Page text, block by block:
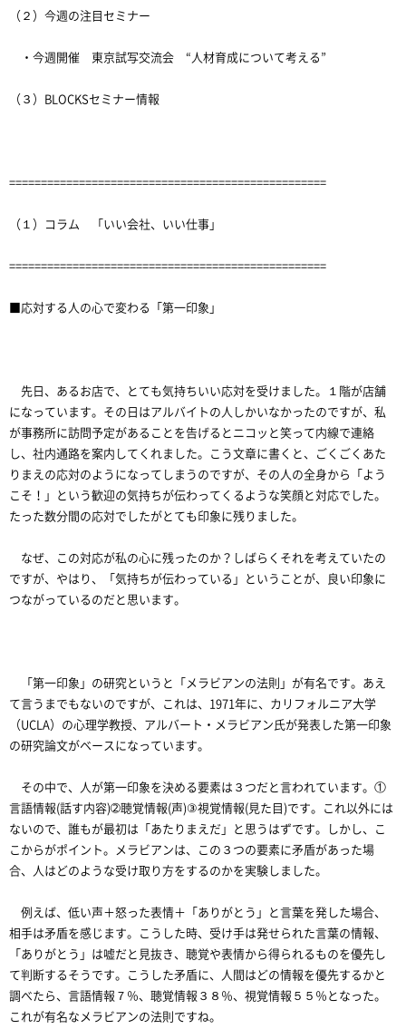
（２）今週の注目セミナー
・今週開催 東京試写交流会 “人材育成について考える”
（３）BLOCKSセミナー情報
==================================================
（１）コラム 「いい会社、いい仕事」
==================================================
■応対する人の心で変わる「第一印象」
先日、あるお店で、とても気持ちいい応対を受けました。１階が店舗
になっています。その日はアルバイトの人しかいなかったのですが、私
が事務所に訪問予定があることを告げるとニコッと笑って内線で連絡
し、社内通路を案内してくれました。こう文章に書くと、ごくごくあた
りまえの応対のようになってしまうのですが、その人の全身から「よう
こそ！」という歓迎の気持ちが伝わってくるような笑顔と対応でした。
たった数分間の応対でしたがとても印象に残りました。
なぜ、この対応が私の心に残ったのか？しばらくそれを考えていたの
ですが、やはり、「気持ちが伝わっている」ということが、良い印象に
つながっているのだと思います。
「第一印象」の研究というと「メラビアンの法則」が有名です。あえ
て言うまでもないのですが、これは、1971年に、カリフォルニア大学
（UCLA）の心理学教授、アルバート・メラビアン氏が発表した第一印象
の研究論文がベースになっています。
その中で、人が第一印象を決める要素は３つだと言われています。①
言語情報(話す内容)➁聴覚情報(声)③視覚情報(見た目)です。これ以外には
ないので、誰もが最初は「あたりまえだ」と思うはずです。しかし、こ
こからがポイント。メラビアンは、この３つの要素に矛盾があった場
合、人はどのような受け取り方をするのかを実験しました。
例えば、低い声＋怒った表情＋「ありがとう」と言葉を発した場合、
相手は矛盾を感じます。こうした時、受け手は発せられた言葉の情報、
「ありがとう」は嘘だと見抜き、聴覚や表情から得られるものを優先し
て判断するそうです。こうした矛盾に、人間はどの情報を優先するかと
調べたら、言語情報７％、聴覚情報３８％、視覚情報５５％となった。
これが有名なメラビアンの法則ですね。